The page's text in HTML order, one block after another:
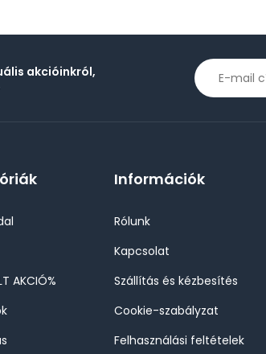
akcióinkról,
AKCIÓ%
Információk
Rólunk
Kapcsolat
Szállítás és kézbesítés
Cookie-szabályzat
Felhasználási feltételek